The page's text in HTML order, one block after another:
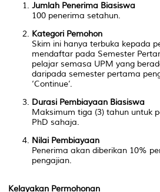
Jumlah Penerima Biasiswa
100 penerima setahun.
Kategori Pemohon
Skim ini hanya terbuka kepada
mendaftar pada Semester
pelajar semasa UPM yang
daripada semester pertama
‘Continue’.
Durasi Pembiayaan Biasiswa
Maksimum tiga (3) tahun untuk
PhD sahaja.
Nilai Pembiayaan
Penerima akan diberikan 10%
pengajian.
Kelayakan Permohonan